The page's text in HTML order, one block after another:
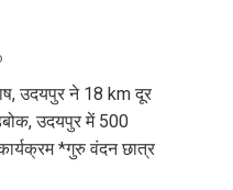
उदयपुर ने 18 km दूर
उदयपुर में 500
कार्यक्रम *गुरु वंदन छात्र